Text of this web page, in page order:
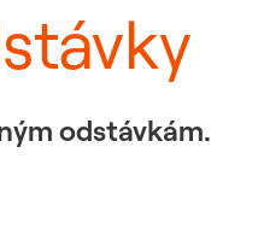
odstávkám.